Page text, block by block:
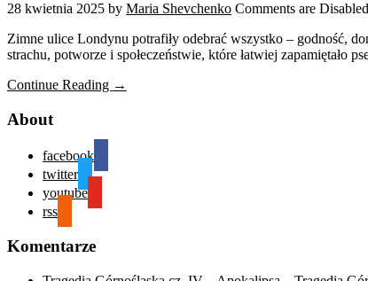
28 kwietnia 2025 by Maria Shevchenko Comments are Disabled
Zimne ulice Londynu potrafiły odebrać wszystko – godność,
strachu, potworze i społeczeństwie, które łatwiej
Continue Reading →
About
facebook
twitter
youtube
rss
Komentarze